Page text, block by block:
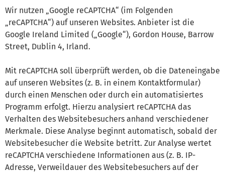
Wir nutzen „Google reCAPTCHA“ (im Folgenden
„reCAPTCHA“) auf unseren Websites. Anbieter ist die
Google Ireland Limited („Google“), Gordon House, Barrow
Street, Dublin 4, Irland.
Mit reCAPTCHA soll überprüft werden, ob die Dateneingabe
auf unseren Websites (z. B. in einem Kontaktformular)
durch einen Menschen oder durch ein automatisiertes
Programm erfolgt. Hierzu analysiert reCAPTCHA das
Verhalten des Websitebesuchers anhand verschiedener
Merkmale. Diese Analyse beginnt automatisch, sobald der
Websitebesucher die Website betritt. Zur Analyse wertet
reCAPTCHA verschiedene Informationen aus (z. B. IP-
Adresse, Verweildauer des Websitebesuchers auf der